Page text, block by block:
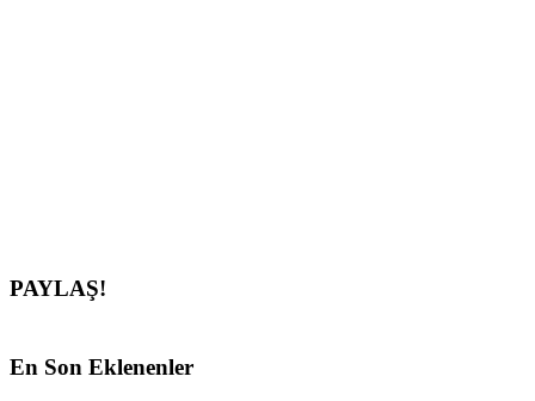
PAYLAŞ!
En Son Eklenenler